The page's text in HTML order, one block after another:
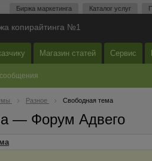
Биржа маркетинга Каталог услуг
копирайтинга №1
Магазин статей Сервис
Разное Свободная тема
— Форум Адвего